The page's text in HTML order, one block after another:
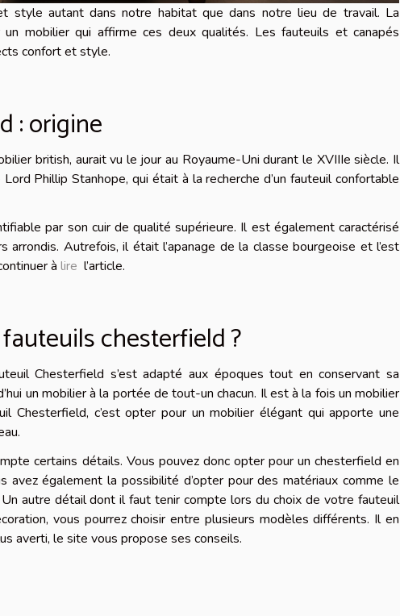
style autant dans notre habitat que dans notre lieu de travail. La
un mobilier qui affirme ces deux qualités. Les fauteuils et canapés
confort et style.
: origine
british, aurait vu le jour au Royaume-Uni durant le XVIIIe siècle. Il
Phillip Stanhope, qui était à la recherche d’un fauteuil confortable
par son cuir de qualité supérieure. Il est également caractérisé
arrondis. Autrefois, il était l’apanage de la classe bourgeoise et l’est
à lire l’article.
chesterfield ?
Chesterfield s’est adapté aux époques tout en conservant sa
un mobilier à la portée de tout-un chacun. Il est à la fois un mobilier
Chesterfield, c’est opter pour un mobilier élégant qui apporte une
certains détails. Vous pouvez donc opter pour un chesterfield en
avez également la possibilité d’opter pour des matériaux comme le
autre détail dont il faut tenir compte lors du choix de votre fauteuil
vous pourrez choisir entre plusieurs modèles différents. Il en
averti, le site vous propose ses conseils.